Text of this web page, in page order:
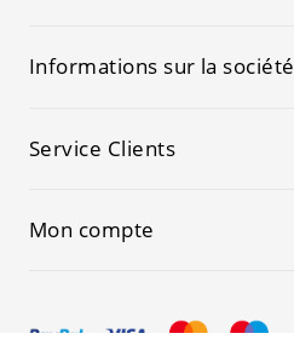
Informations sur la société
Service Clients
Mon compte